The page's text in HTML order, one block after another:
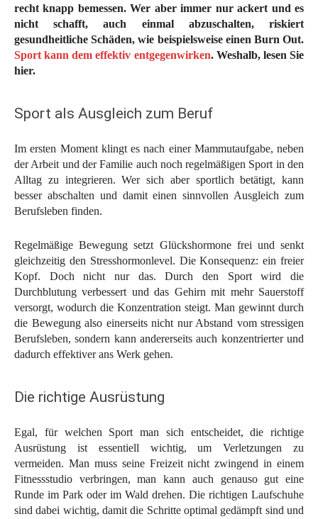
recht knapp bemessen. Wer aber immer nur ackert und es
nicht schafft, auch einmal abzuschalten, riskiert
gesundheitliche Schäden, wie beispielsweise einen Burn Out.
Sport kann dem effektiv entgegenwirken. Weshalb, lesen Sie
hier.
Sport als Ausgleich zum Beruf
Im ersten Moment klingt es nach einer Mammutaufgabe, neben
der Arbeit und der Familie auch noch regelmäßigen Sport in den
Alltag zu integrieren. Wer sich aber sportlich betätigt, kann
besser abschalten und damit einen sinnvollen Ausgleich zum
Berufsleben finden.
Regelmäßige Bewegung setzt Glückshormone frei und senkt
gleichzeitig den Stresshormonlevel. Die Konsequenz: ein freier
Kopf. Doch nicht nur das. Durch den Sport wird die
Durchblutung verbessert und das Gehirn mit mehr Sauerstoff
versorgt, wodurch die Konzentration steigt. Man gewinnt durch
die Bewegung also einerseits nicht nur Abstand vom stressigen
Berufsleben, sondern kann andererseits auch konzentrierter und
dadurch effektiver ans Werk gehen.
Die richtige Ausrüstung
Egal, für welchen Sport man sich entscheidet, die richtige
Ausrüstung ist essentiell wichtig, um Verletzungen zu
vermeiden. Man muss seine Freizeit nicht zwingend in einem
Fitnessstudio verbringen, man kann auch genauso gut eine
Runde im Park oder im Wald drehen. Die richtigen Laufschuhe
sind dabei wichtig, damit die Schritte optimal gedämpft sind und